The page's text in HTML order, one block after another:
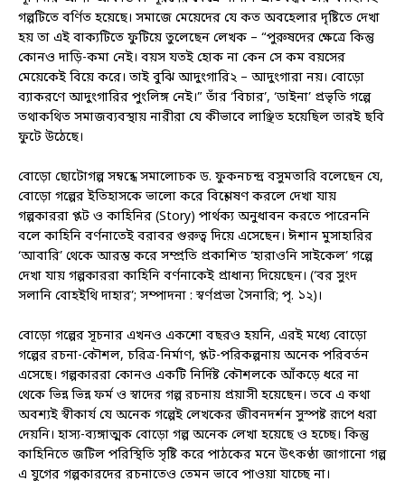
গল্পটিতে বর্ণিত হয়েছে। সমাজে মেয়েদের যে কত অবহেলার দৃষ্টিতে দেখা
হয় তা এই বাক্যটিতে ফুটিয়ে তুলেছেন লেখক – “পুরুষদের ক্ষেত্রে কিন্তু
কোনও দাড়ি-কমা নেই। বয়স যতই হোক না কেন সে কম বয়সের
মেয়েকেই বিয়ে করে। তাই বুঝি আদুংগারি২ – আদুংগারা নয়। বোড়ো
ব্যাকরণে আদুংগারির পুংলিঙ্গ নেই।” তাঁর ‘বিচার’, ‘ডাইনা’ প্রভৃতি গল্পে
তথাকথিত সমাজব্যবস্থায় নারীরা যে কীভাবে লাঞ্ছিত হয়েছিল তারই ছবি
ফুটে উঠেছে।
বোড়ো ছোটোগল্প সম্বন্ধে সমালোচক ড. ফুকনচন্দ্র বসুমতারি বলেছেন যে,
বোড়ো গল্পের ইতিহাসকে ভালো করে বিশ্লেষণ করলে দেখা যায়
গল্পকাররা প্লট ও কাহিনির (Story) পার্থক্য অনুধাবন করতে পারেননি
বলে কাহিনি বর্ণনাতেই বরাবর গুরুত্ব দিয়ে এসেছেন। ঈশান মুসাহারির
‘আবারি’ থেকে আরম্ভ করে সম্প্রতি প্রকাশিত ‘হারাওনি সাইকেল’ গল্পে
দেখা যায় গল্পকাররা কাহিনি বর্ণনাকেই প্রাধান্য দিয়েছেন। (‘বর সুংদ
সলানি বোহইথি দাহার’; সম্পাদনা : স্বর্ণপ্রভা সৈনারি; পৃ. ১২)।
বোড়ো গল্পের সূচনার এখনও একশো বছরও হয়নি, এরই মধ্যে বোড়ো
গল্পের রচনা-কৌশল, চরিত্র-নির্মাণ, প্লট-পরিকল্পনায় অনেক পরিবর্তন
এসেছে। গল্পকাররা কোনও একটি নির্দিষ্ট কৌশলকে আঁকড়ে ধরে না
থেকে ভিন্ন ভিন্ন ফর্ম ও স্বাদের গল্প রচনায় প্রয়াসী হয়েছেন। তবে এ কথা
অবশ্যই স্বীকার্য যে অনেক গল্পেই লেখকের জীবনদর্শন সুস্পষ্ট রূপে ধরা
দেয়নি। হাস্য-ব্যঙ্গাত্মক বোড়ো গল্প অনেক লেখা হয়েছে ও হচ্ছে। কিন্তু
কাহিনিতে জটিল পরিস্থিতি সৃষ্টি করে পাঠকের মনে উৎকণ্ঠা জাগানো গল্প
এ যুগের গল্পকারদের রচনাতেও তেমন ভাবে পাওয়া যাচ্ছে না।